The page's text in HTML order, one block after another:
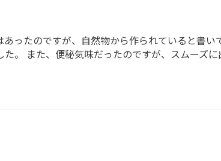
ったのですが、自然物から作られていると書い
。 また、便秘気味だったのですが、スムーズ